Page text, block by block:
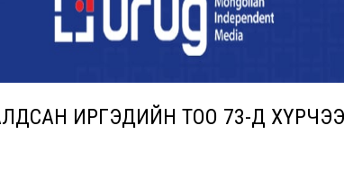
ИРГЭДИЙН ТОО 73-Д ХҮРЧЭЭ